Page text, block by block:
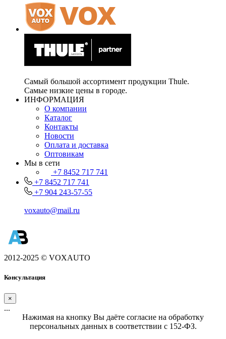
Самый большой ассортимент продукции Thule.
Самые низкие цены в городе.
ИНФОРМАЦИЯ
О компании
Каталог
Контакты
Новости
Оплата и доставка
Оптовикам
Мы в сети
+7 8452 717 741
+7 8452 717 741
+7 904 243-57-55
voxauto@mail.ru
2012-2025 © VOXAUTO
Консультация
×
...
Нажимая на кнопку Вы даёте согласие на обработку
персональных данных в соответствии с 152-ФЗ.